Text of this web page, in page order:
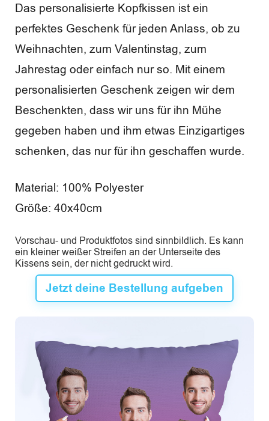
w
e
r
t
u
n
g
e
n
Das personalisierte Kopfkissen ist ein
perfektes Geschenk für jeden Anlass, ob zu
Weihnachten, zum Valentinstag, zum
Jahrestag oder einfach nur so. Mit einem
personalisierten Geschenk zeigen wir dem
Beschenkten, dass wir uns für ihn Mühe
gegeben haben und ihm etwas Einzigartiges
schenken, das nur für ihn geschaffen wurde.
Material: 100% Polyester
Größe: 40x40cm
Vorschau- und Produktfotos sind sinnbildlich. Es kann
ein kleiner weißer Streifen an der Unterseite des
Kissens sein, der nicht gedruckt wird.
Jetzt deine Bestellung aufgeben